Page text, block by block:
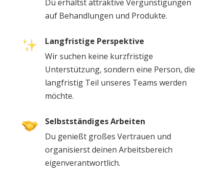
Du erhältst attraktive Vergünstigungen
auf Behandlungen und Produkte.
Langfristige Perspektive
Wir suchen keine kurzfristige
Unterstützung, sondern eine Person, die
langfristig Teil unseres Teams werden
möchte.
Selbstständiges Arbeiten
Du genießt großes Vertrauen und
organisierst deinen Arbeitsbereich
eigenverantwortlich.